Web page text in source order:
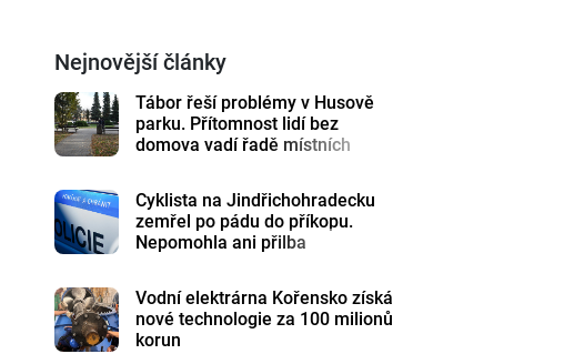
Nejnovější články
Tábor řeší problémy v Husově
parku. Přítomnost lidí bez
domova vadí řadě místních
Cyklista na Jindřichohradecku
zemřel po pádu do příkopu.
Nepomohla ani přilba
Vodní elektrárna Kořensko získá
nové technologie za 100 milionů
korun